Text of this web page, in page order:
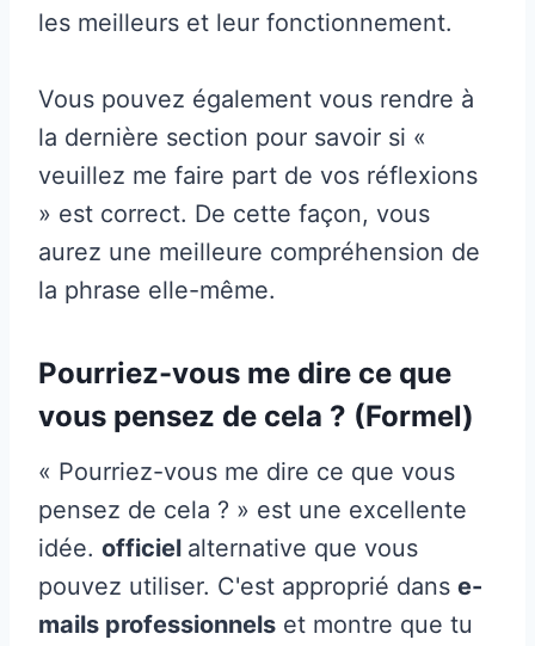
les meilleurs et leur fonctionnement.
Vous pouvez également vous rendre à
la dernière section pour savoir si «
veuillez me faire part de vos réflexions
» est correct. De cette façon, vous
aurez une meilleure compréhension de
la phrase elle-même.
Pourriez-vous me dire ce que
vous pensez de cela ? (Formel)
« Pourriez-vous me dire ce que vous
pensez de cela ? » est une excellente
idée. officiel alternative que vous
pouvez utiliser. C'est approprié dans e-
mails professionnels et montre que tu